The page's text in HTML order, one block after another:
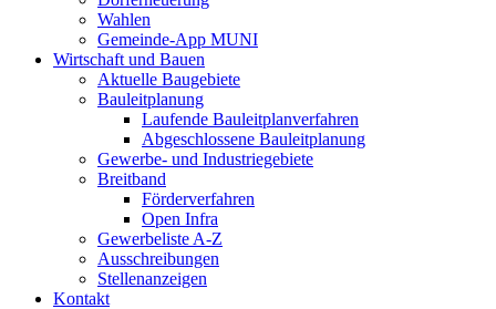
Wahlen
Gemeinde-App MUNI
Wirtschaft und Bauen
Aktuelle Baugebiete
Bauleitplanung
Laufende Bauleitplanverfahren
Abgeschlossene Bauleitplanung
Gewerbe- und Industriegebiete
Breitband
Förderverfahren
Open Infra
Gewerbeliste A-Z
Ausschreibungen
Stellenanzeigen
Kontakt